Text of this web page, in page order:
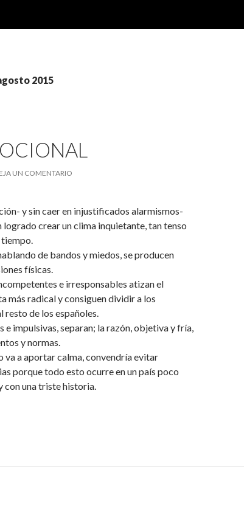
2015
UN COMENTARIO
y sin caer en injustificados alarmismos-
logrado crear un clima inquietante, tan tenso
tiempo.
de bandos y miedos, se producen
físicas.
e irresponsables atizan el
más radical y consiguen dividir a los
resto de los españoles.
e impulsivas, separan; la razón, objetiva y fría,
y normas.
va a aportar calma, convendría evitar
porque todo esto ocurre en un país poco
con una triste historia.